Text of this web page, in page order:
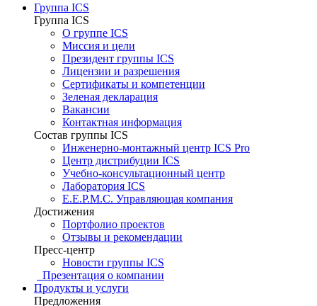
Группа ICS
Группа ICS
О группе ICS
Миссия и цели
Президент группы ICS
Лицензии и разрешения
Сертификаты и компетенции
Зеленая декларация
Вакансии
Контактная информация
Состав группы ICS
Инженерно-монтажный центр ICS Pro
Центр дистрибуции ICS
Учебно-консультационный центр
Лаборатория ICS
E.E.P.M.C. Управляющая компания
Достижения
Портфолио проектов
Отзывы и рекомендации
Пресс-центр
Новости группы ICS
Презентация о компании
Продукты и услуги
Предложения